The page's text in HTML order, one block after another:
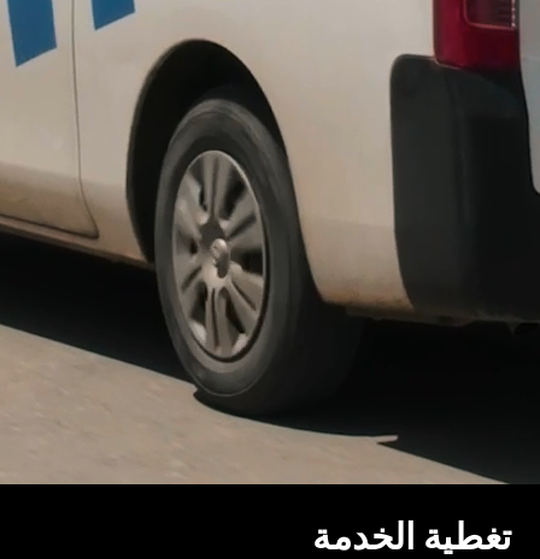
تغطية الخدمة